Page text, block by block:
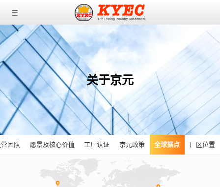
0
0
关于京元
团队 愿景及核心价值 工厂认证 京元政策 全球据点 厂区位置